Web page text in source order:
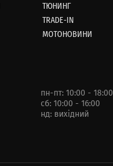
ТЮНИНГ
TRADE-IN
МОТОНОВИНИ
пн-пт: 10:00 - 18:00
сб: 10:00 - 16:00
нд: вихідний